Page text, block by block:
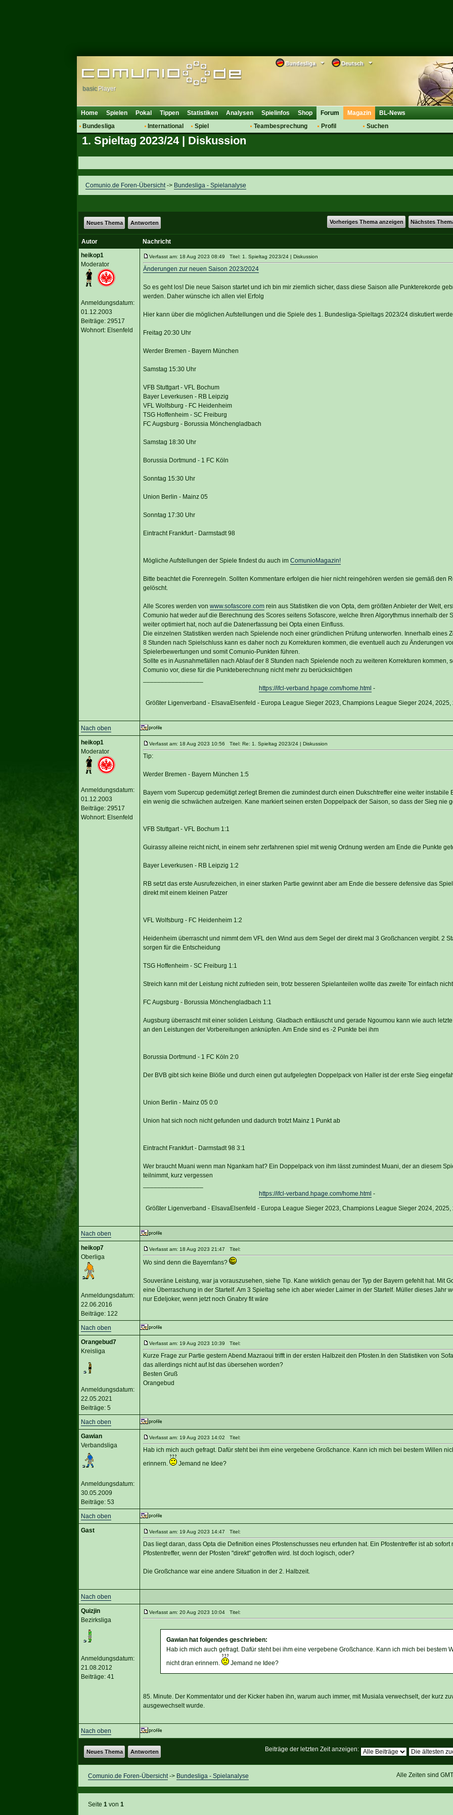
Deutsch
Bundesliga
basic Player
Home Spielen Pokal Tippen Statistiken Analysen Spielinfos Shop
Forum
Bundesliga
Hot News
Vereinsdiskussion
Vereinsfragen
International
Vereine
Spiel
Regeln & Tipps
Teambesprechung
Saisonübergang
Profil
Suchen
Magazin BL-News
1. Spieltag 2023/24 | Diskussion
Comunio.de Foren-Übersicht-> Bundesliga - Spielanalyse
Vorheriges Thema anzeigen Nächstes
Neues Thema Antworten
Autor
Nachricht
heikop1
Moderator
Anmeldungsdatum:
01.12.2003
Beiträge: 29517
Wohnort: Elsenfeld
Verfasst am: 18 Aug 2023 08:49 Titel: 1. Spieltag 2023/24 | Diskussion
Änderungen zur neuen Saison 2023/2024
So es geht los! Die neue Saison startet und ich bin mir ziemlich sicher, dass diese Saison alle Punkterekorde
werden. Daher wünsche ich allen viel Erfolg
Hier kann über die möglichen Aufstellungen und die Spiele des 1. Bundesliga-Spieltags 2023/24 diskutiert
Freitag 20:30 Uhr
Werder Bremen - Bayern München
Samstag 15:30 Uhr
VFB Stuttgart - VFL Bochum
Bayer Leverkusen - RB Leipzig
VFL Wolfsburg - FC Heidenheim
TSG Hoffenheim - SC Freiburg
FC Augsburg - Borussia Mönchengladbach
Samstag 18:30 Uhr
Borussia Dortmund - 1 FC Köln
Sonntag 15:30 Uhr
Union Berlin - Mainz 05
Sonntag 17:30 Uhr
Eintracht Frankfurt - Darmstadt 98
Mögliche Aufstellungen der Spiele findest du auch im ComunioMagazin!
Bitte beachtet die Forenregeln. Sollten Kommentare erfolgen die hier nicht reingehören werden sie gemäß den
gelöscht.
Alle Scores werden von www.sofascore.comrein aus Statistiken die von Opta, dem größten Anbieter der Welt,
Comunio hat weder auf die Berechnung des Scores seitens Sofascore, welche Ihren Algorythmus innerhalb der
weiter optimiert hat, noch auf die Datenerfassung bei Opta einen Einfluss.
Die einzelnen Statistiken werden nach Spielende noch einer gründlichen Prüfung unterworfen. Innerhalb eines
8 Stunden nach Spielschluss kann es daher noch zu Korrekturen kommen, die eventuell auch zu Änderungen
Spielerbewertungen und somit Comunio-Punkten führen.
Sollte es in Ausnahmefällen nach Ablauf der 8 Stunden nach Spielende noch zu weiteren Korrekturen kommen,
Comunio vor, diese für die Punkteberechnung nicht mehr zu berücksichtigen
https://ifcl-verband.hpage.com/home.html -
Größter Ligenverband - ElsavaElsenfeld - Europa League Sieger 2023, Champions League Sieger 2024, 2025,
Nach oben
heikop1
Moderator
Anmeldungsdatum:
01.12.2003
Beiträge: 29517
Wohnort: Elsenfeld
Verfasst am: 18 Aug 2023 10:56 Titel: Re: 1. Spieltag 2023/24 | Diskussion
Tip:
Werder Bremen - Bayern München 1:5
Bayern vom Supercup gedemütigt zerlegt Bremen die zumindest durch einen Dukschtreffer eine weiter instabile
ein wenig die schwächen aufzeigen. Kane markiert seinen ersten Doppelpack der Saison, so dass der Sieg nie
VFB Stuttgart - VFL Bochum 1:1
Guirassy alleine reicht nicht, in einem sehr zerfahrenen spiel mit wenig Ordnung werden am Ende die Punkte
Bayer Leverkusen - RB Leipzig 1:2
RB setzt das erste Ausrufezeichen, in einer starken Partie gewinnt aber am Ende die bessere defensive das
direkt mit einem kleinen Patzer
VFL Wolfsburg - FC Heidenheim 1:2
Heidenheim überrascht und nimmt dem VFL den Wind aus dem Segel der direkt mal 3 Großchancen vergibt. 2
sorgen für die Entscheidung
TSG Hoffenheim - SC Freiburg 1:1
Streich kann mit der Leistung nicht zufrieden sein, trotz besseren Spielanteilen wollte das zweite Tor einfach
FC Augsburg - Borussia Mönchengladbach 1:1
Augsburg überrascht mit einer soliden Leistung. Gladbach enttäuscht und gerade Ngoumou kann wie auch
an den Leistungen der Vorbereitungen anknüpfen. Am Ende sind es -2 Punkte bei ihm
Borussia Dortmund - 1 FC Köln 2:0
Der BVB gibt sich keine Blöße und durch einen gut aufgelegten Doppelpack von Haller ist der erste Sieg
Union Berlin - Mainz 05 0:0
Union hat sich noch nicht gefunden und dadurch trotzt Mainz 1 Punkt ab
Eintracht Frankfurt - Darmstadt 98 3:1
Wer braucht Muani wenn man Ngankam hat? Ein Doppelpack von ihm lässt zumindest Muani, der an diesem
teilnimmt, kurz vergessen
https://ifcl-verband.hpage.com/home.html -
Größter Ligenverband - ElsavaElsenfeld - Europa League Sieger 2023, Champions League Sieger 2024, 2025,
Nach oben
heikop7
Oberliga
Anmeldungsdatum:
22.06.2016
Beiträge: 122
Verfasst am: 18 Aug 2023 21:47 Titel:
Wo sind denn die Bayernfans?
Souveräne Leistung, war ja vorauszusehen, siehe Tip. Kane wirklich genau der Typ der Bayern gefehlt hat. Mit
eine Überraschung in der Startelf. Am 3 Spieltag sehe ich aber wieder Laimer in der Startelf. Müller dieses Jahr
nur Edeljoker, wenn jetzt noch Gnabry fit wäre
Nach oben
Orangebud7
Kreisliga
Anmeldungsdatum:
22.05.2021
Beiträge: 5
Verfasst am: 19 Aug 2023 10:39 Titel:
Kurze Frage zur Partie gestern Abend.Mazraoui trifft in der ersten Halbzeit den Pfosten.In den Statistiken von
das allerdings nicht auf.Ist das übersehen worden?
Besten Gruß
Orangebud
Nach oben
Gawian
Verbandsliga
Anmeldungsdatum:
30.05.2009
Beiträge: 53
Verfasst am: 19 Aug 2023 14:02 Titel:
Hab ich mich auch gefragt. Dafür steht bei ihm eine vergebene Großchance. Kann ich mich bei bestem Willen
erinnern.
Jemand ne Idee?
Nach oben
Gast
Verfasst am: 19 Aug 2023 14:47 Titel:
Das liegt daran, dass Opta die Definition eines Pfostenschusses neu erfunden hat. Ein Pfostentreffer ist ab sofort
Pfostentreffer, wenn der Pfosten "direkt" getroffen wird. Ist doch logisch, oder?
Die Großchance war eine andere Situation in der 2. Halbzeit.
Nach oben
Quizjin
Bezirksliga
Anmeldungsdatum:
21.08.2012
Beiträge: 41
Verfasst am: 20 Aug 2023 10:04 Titel:
Gawian hat folgendes geschrieben:
Hab ich mich auch gefragt. Dafür steht bei ihm eine vergebene Großchance. Kann ich mich bei bestem
nicht dran erinnern.
Jemand ne Idee?
85. Minute. Der Kommentator und der Kicker haben ihn, warum auch immer, mit Musiala verwechselt, der kurz
ausgewechselt wurde.
Nach oben
Beiträge der letzten Zeit anzeigen:
Neues Thema Antworten
Alle Zeiten sind
Comunio.de Foren-Übersicht-> Bundesliga - Spielanalyse
Seite 1von 1